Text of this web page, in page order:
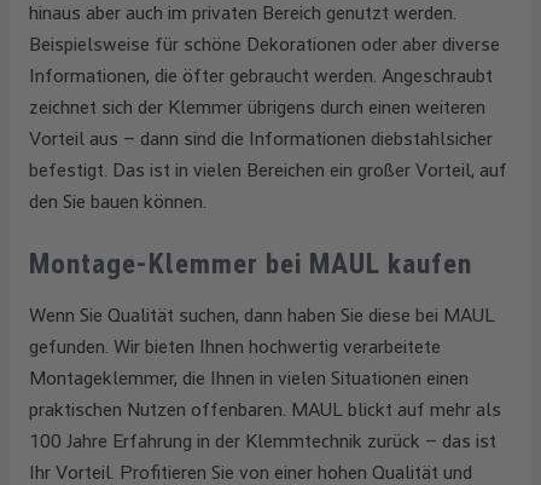
hinaus aber auch im privaten Bereich genutzt werden.
Beispielsweise für schöne Dekorationen oder aber diverse
Informationen, die öfter gebraucht werden. Angeschraubt
zeichnet sich der Klemmer übrigens durch einen weiteren
Vorteil aus – dann sind die Informationen diebstahlsicher
befestigt. Das ist in vielen Bereichen ein großer Vorteil, auf
den Sie bauen können.
Montage-Klemmer bei MAUL kaufen
Wenn Sie Qualität suchen, dann haben Sie diese bei MAUL
gefunden. Wir bieten Ihnen hochwertig verarbeitete
Montageklemmer, die Ihnen in vielen Situationen einen
praktischen Nutzen offenbaren. MAUL blickt auf mehr als
100 Jahre Erfahrung in der Klemmtechnik zurück – das ist
Ihr Vorteil. Profitieren Sie von einer hohen Qualität und